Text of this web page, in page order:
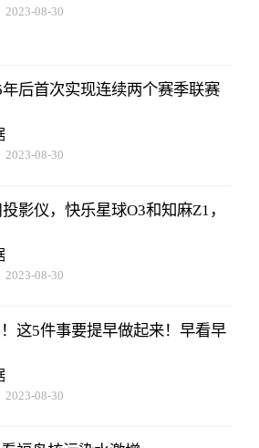
2023-08-30
后首次实现连续两个赛季联赛
2023-08-30
影仪，快乐星球O3和知麻Z1，
2023-08-30
这5件事要提早做起来！早看早
2023-08-30